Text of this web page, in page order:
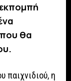
θα
παιχνιδιού, η